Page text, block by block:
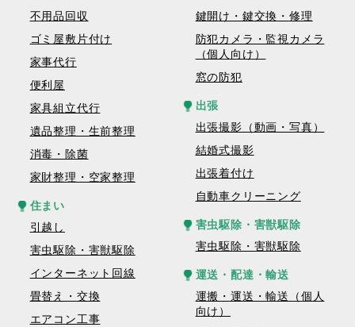
不用品回収
ゴミ屋敷片付け
家事代行
便利屋
家具組立代行
遺品整理・生前整理
消毒・除菌
家財整理・空家整理
住まい
引越し
害虫駆除・害獣駆除
インターネット回線
畳替え・交換
エアコン工事
鍵開け・鍵交換・修理
防犯カメラ・監視カメラ
（個人向け）
窓の防犯
出張
出張撮影（動画・写真）
結婚式撮影
出張着付け
自動車クリーニング
害虫駆除・害獣駆除
害虫駆除・害獣駆除
運送・配達・輸送
運搬・運送・輸送（個人
向け）